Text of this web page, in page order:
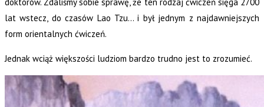
lat wstecz, do czasów Lao Tzu… i był jednym z najdawniejszych
form orientalnych ćwiczeń.
Jednak wciąż większości ludziom bardzo trudno jest to zrozumieć.